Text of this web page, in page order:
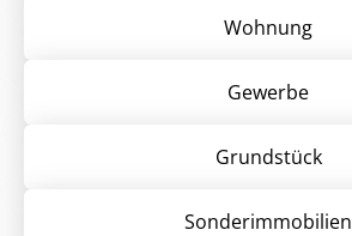
Wohnung
Gewerbe
Grund­stück
Sonder­immobilien